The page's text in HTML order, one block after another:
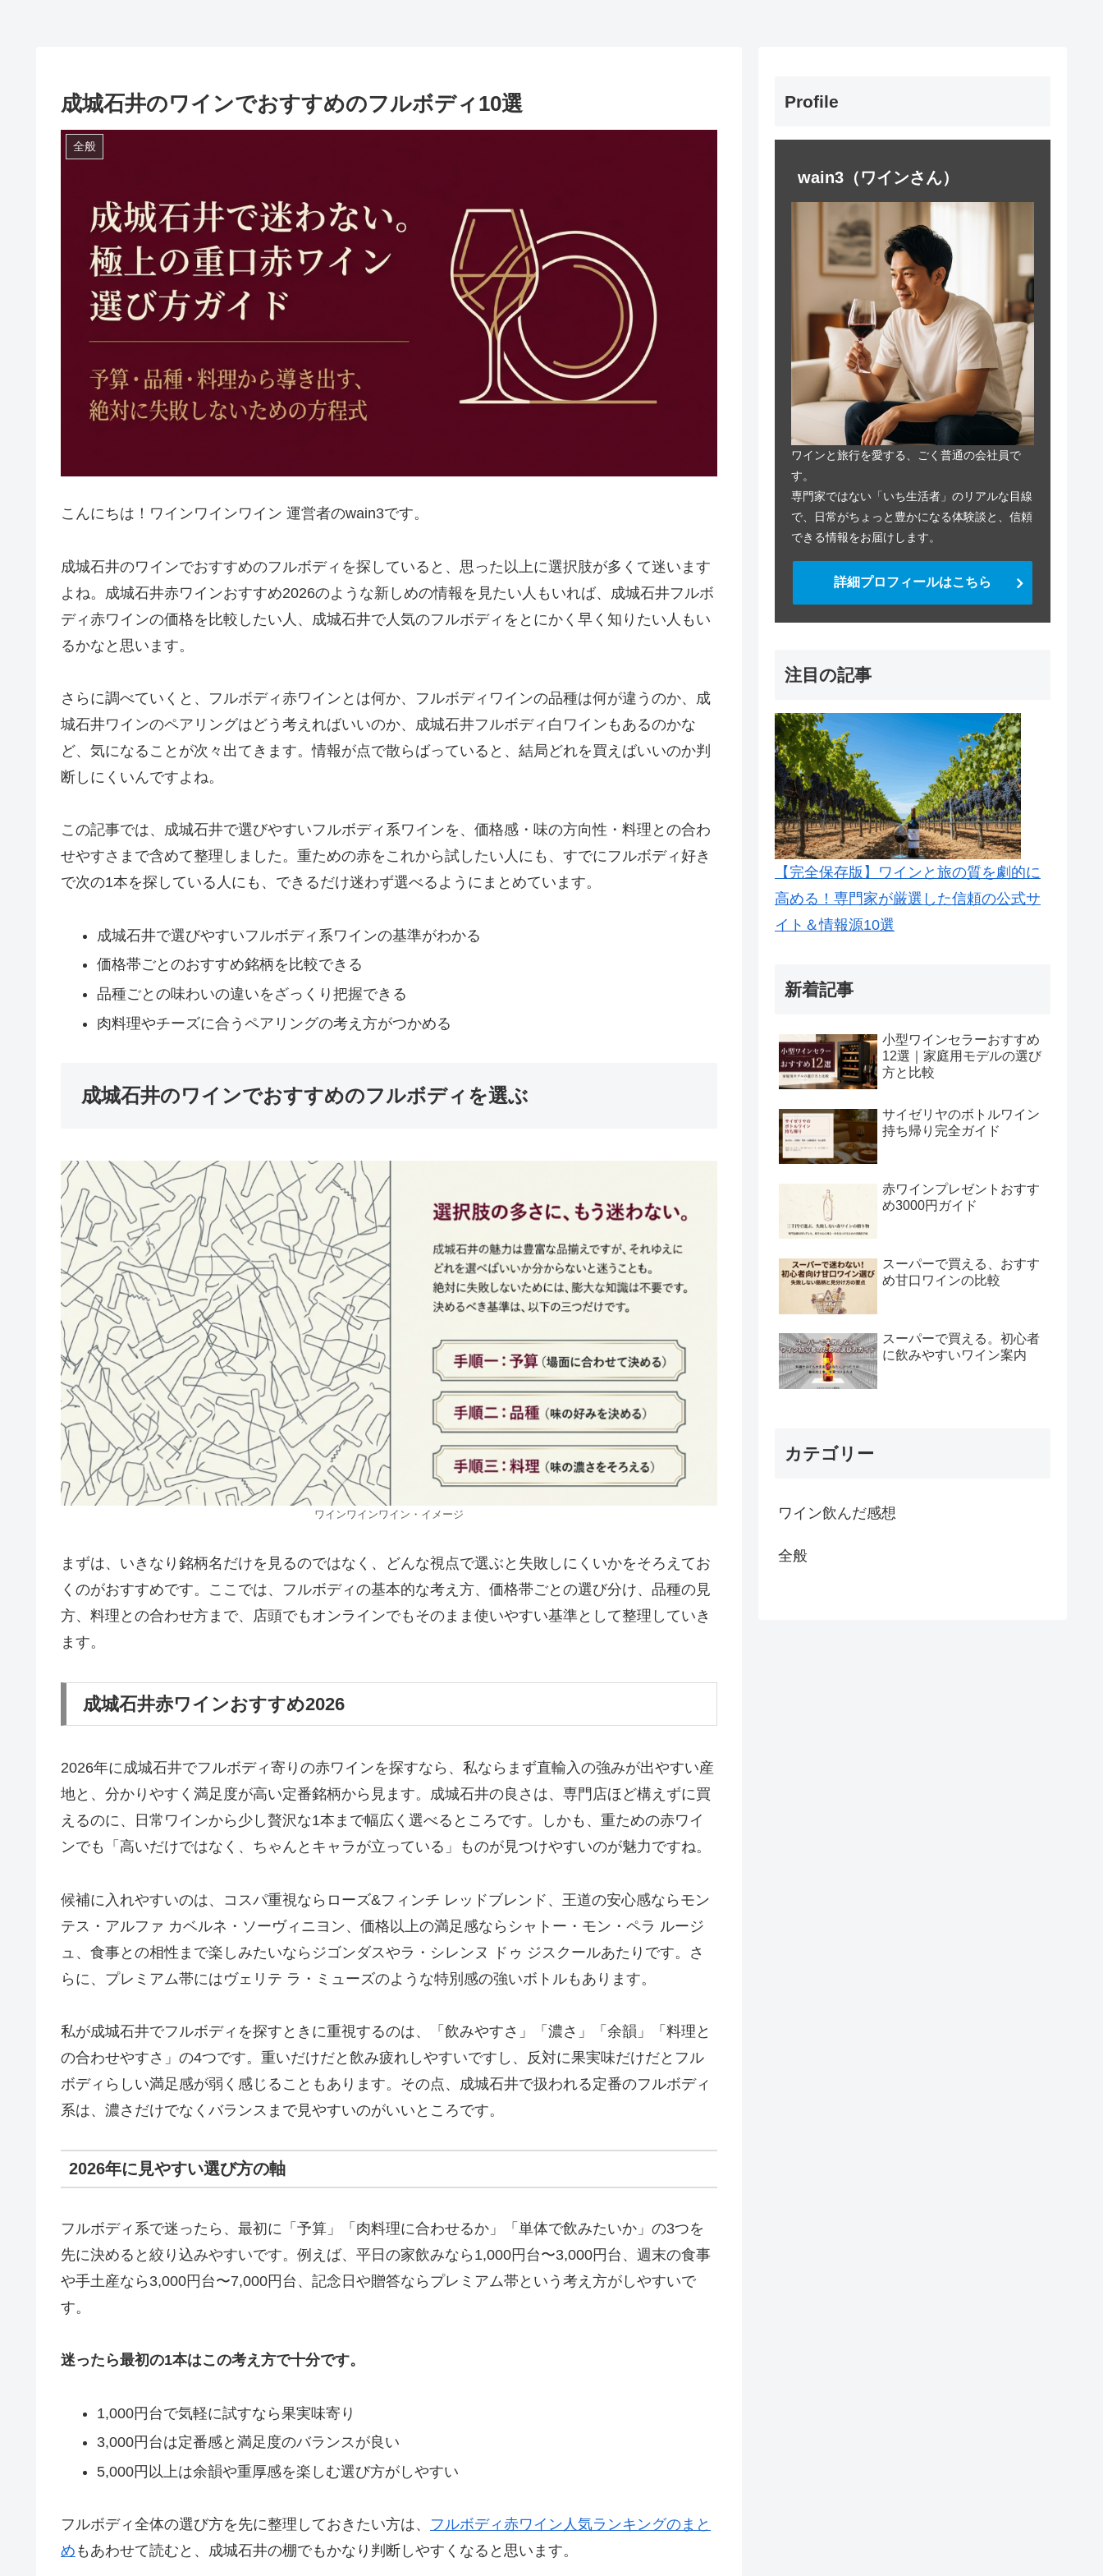
成城石井のワインでおすすめのフルボディ10選
全般
こんにちは！ワインワインワイン 運営者のwain3です。
成城石井のワインでおすすめのフルボディを探していると、思った以上に選択肢が多くて迷います
よね。成城石井赤ワインおすすめ2026のような新しめの情報を見たい人もいれば、成城石井フルボ
ディ赤ワインの価格を比較したい人、成城石井で人気のフルボディをとにかく早く知りたい人もい
るかなと思います。
さらに調べていくと、フルボディ赤ワインとは何か、フルボディワインの品種は何が違うのか、成
城石井ワインのペアリングはどう考えればいいのか、成城石井フルボディ白ワインもあるのかな
ど、気になることが次々出てきます。情報が点で散らばっていると、結局どれを買えばいいのか判
断しにくいんですよね。
この記事では、成城石井で選びやすいフルボディ系ワインを、価格感・味の方向性・料理との合わ
せやすさまで含めて整理しました。重ための赤をこれから試したい人にも、すでにフルボディ好き
で次の1本を探している人にも、できるだけ迷わず選べるようにまとめています。
成城石井で選びやすいフルボディ系ワインの基準がわかる
価格帯ごとのおすすめ銘柄を比較できる
品種ごとの味わいの違いをざっくり把握できる
肉料理やチーズに合うペアリングの考え方がつかめる
成城石井のワインでおすすめのフルボディを選ぶ
ワインワインワイン・イメージ
まずは、いきなり銘柄名だけを見るのではなく、どんな視点で選ぶと失敗しにくいかをそろえてお
くのがおすすめです。ここでは、フルボディの基本的な考え方、価格帯ごとの選び分け、品種の見
方、料理との合わせ方まで、店頭でもオンラインでもそのまま使いやすい基準として整理していき
ます。
成城石井赤ワインおすすめ2026
2026年に成城石井でフルボディ寄りの赤ワインを探すなら、私ならまず直輸入の強みが出やすい産
地と、分かりやすく満足度が高い定番銘柄から見ます。成城石井の良さは、専門店ほど構えずに買
えるのに、日常ワインから少し贅沢な1本まで幅広く選べるところです。しかも、重ための赤ワイ
ンでも「高いだけではなく、ちゃんとキャラが立っている」ものが見つけやすいのが魅力ですね。
候補に入れやすいのは、コスパ重視ならローズ&フィンチ レッドブレンド、王道の安心感ならモン
テス・アルファ カベルネ・ソーヴィニヨン、価格以上の満足感ならシャトー・モン・ペラ ルージ
ュ、食事との相性まで楽しみたいならジゴンダスやラ・シレンヌ ドゥ ジスクールあたりです。さ
らに、プレミアム帯にはヴェリテ ラ・ミューズのような特別感の強いボトルもあります。
私が成城石井でフルボディを探すときに重視するのは、「飲みやすさ」「濃さ」「余韻」「料理と
の合わせやすさ」の4つです。重いだけだと飲み疲れしやすいですし、反対に果実味だけだとフル
ボディらしい満足感が弱く感じることもあります。その点、成城石井で扱われる定番のフルボディ
系は、濃さだけでなくバランスまで見やすいのがいいところです。
2026年に見やすい選び方の軸
フルボディ系で迷ったら、最初に「予算」「肉料理に合わせるか」「単体で飲みたいか」の3つを
先に決めると絞り込みやすいです。例えば、平日の家飲みなら1,000円台〜3,000円台、週末の食事
や手土産なら3,000円台〜7,000円台、記念日や贈答ならプレミアム帯という考え方がしやすいで
す。
迷ったら最初の1本はこの考え方で十分です。
1,000円台で気軽に試すなら果実味寄り
3,000円台は定番感と満足度のバランスが良い
5,000円以上は余韻や重厚感を楽しむ選び方がしやすい
フルボディ全体の選び方を先に整理しておきたい方は、 フルボディ赤ワイン人気ランキングのまと
め もあわせて読むと、成城石井の棚でもかなり判断しやすくなると思います。
Profile
wain3（ワインさん）
ワインと旅行を愛する、ごく普通の会社員で
す。
専門家ではない「いち生活者」のリアルな目線
で、日常がちょっと豊かになる体験談と、信頼
できる情報をお届けします。
詳細プロフィールはこちら
注目の記事
【完全保存版】ワインと旅の質を劇的に
高める！専門家が厳選した信頼の公式サ
イト＆情報源10選
新着記事
小型ワインセラーおすすめ
12選｜家庭用モデルの選び
方と比較
サイゼリヤのボトルワイン
持ち帰り完全ガイド
赤ワインプレゼントおすす
め3000円ガイド
スーパーで買える、おすす
め甘口ワインの比較
スーパーで買える。初心者
に飲みやすいワイン案内
カテゴリー
ワイン飲んだ感想
全般